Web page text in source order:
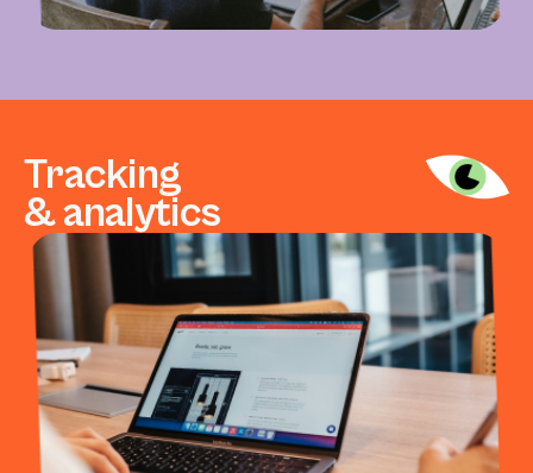
Tracking
& analytics